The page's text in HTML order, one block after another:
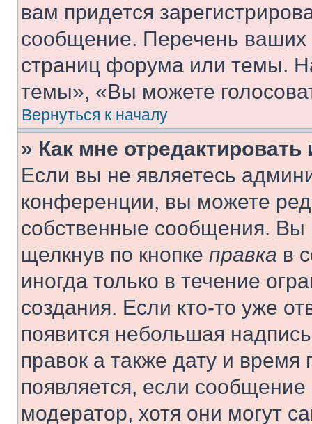
вам придется
сообщение. Перечень ваших
страниц форума или темы.
темы», «Вы можете
Вернуться к началу
» Как мне
Если вы не являетесь
конференции, вы можете
собственные сообщения. Вы
щелкнув по кнопке правка в
иногда только в течение
создания. Если кто-то уже
появится небольшая
правок а также дату и
появляется, если
модератор, хотя они могут